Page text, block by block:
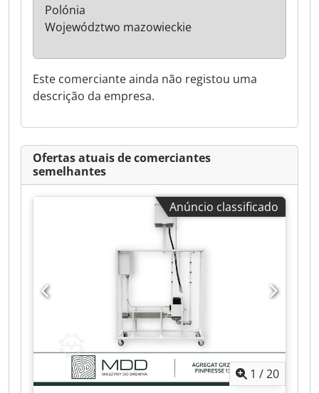
Este comerciante ainda não registou uma
descrição da empresa.
Polónia
Województwo mazowieckie
Ofertas atuais de comerciantes
semelhantes
Anúncio classificado
1 /20